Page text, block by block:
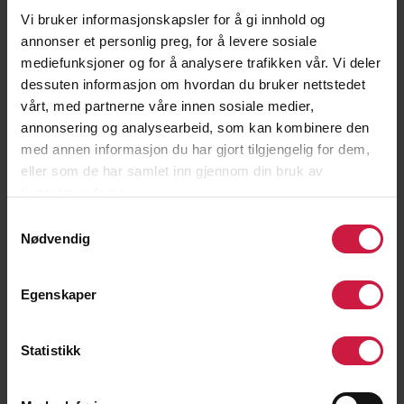
Vi bruker informasjonskapsler for å gi innhold og
annonser et personlig preg, for å levere sosiale
mediefunksjoner og for å analysere trafikken vår. Vi deler
dessuten informasjon om hvordan du bruker nettstedet
vårt, med partnerne våre innen sosiale medier,
annonsering og analysearbeid, som kan kombinere den
med annen informasjon du har gjort tilgjengelig for dem,
eller som de har samlet inn gjennom din bruk av
Nødvendig
Egenskaper
Statistikk
NTG har imidlertid valgt å implementere samtlige
skoler i vår risikovurdering, og således er det
administrasjonen i stiftelsen som påser at skolene
opptrer og handler i tråd med åpenhetsloven.
NTG sin virksomhet er undervisning og
idrettsoppfølging av elever på ungdoms- og
videregående skole. Vår egenart tilsier at vi til enhver
destinasjonene vi oppsøker. Ellers er våre
undervisnings-/kontormateriell og treningsutstyr,
samt at vi har noen større samarbeidspartnere knyttet
til administrasjon (drift av nettverk og programvare,
regnskap og skoleadministrative systemer).
Vi har etablert følgende retningslinjer og rutiner for å